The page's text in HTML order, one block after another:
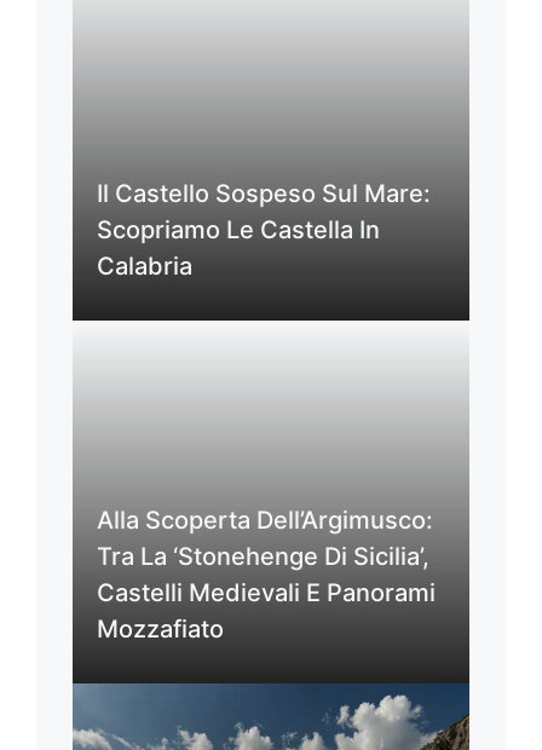
Il Castello Sospeso Sul Mare:
Scopriamo Le Castella In
Calabria
Alla Scoperta Dell’Argimusco:
Tra La ‘Stonehenge Di Sicilia’,
Castelli Medievali E Panorami
Mozzafiato